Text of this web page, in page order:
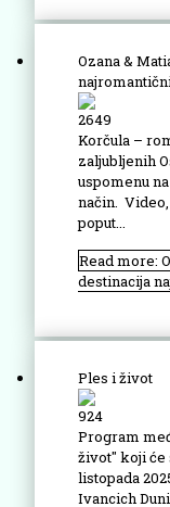
Ozana &
2649
Korčula –
zaljubljenih
uspomenu
način.
poput...
Read more:
destinacija
Ples i život
924
Program
život" koji će
listopada
Ivancich